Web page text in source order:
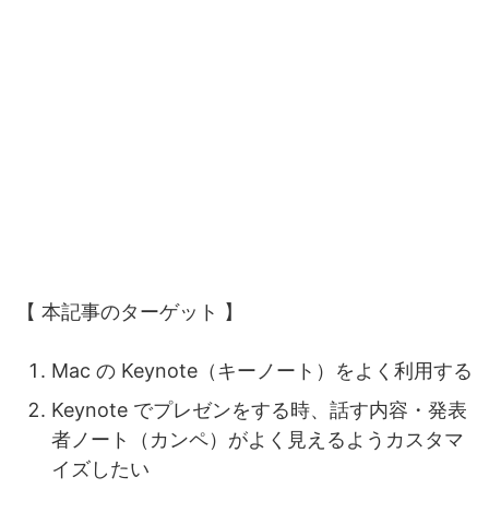
【 本記事のターゲット 】
Mac の Keynote（キーノート）をよく利用する
Keynote でプレゼンをする時、話す内容・発表
者ノート（カンペ）がよく見えるようカスタマ
イズしたい